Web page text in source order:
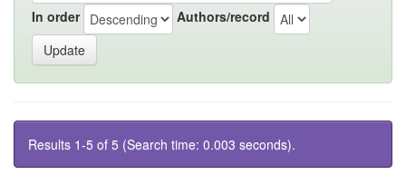
In order Authors/record
Results 1-5 of 5 (Search time: 0.003 seconds).